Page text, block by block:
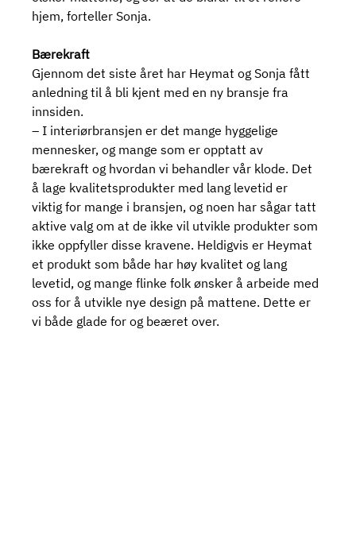
hjem, forteller Sonja.
Bærekraft
Gjennom det siste året har Heymat og Sonja fått
anledning til å bli kjent med en ny bransje fra
innsiden.
– I interiørbransjen er det mange hyggelige
mennesker, og mange som er opptatt av
bærekraft og hvordan vi behandler vår klode. Det
å lage kvalitetsprodukter med lang levetid er
viktig for mange i bransjen, og noen har sågar tatt
aktive valg om at de ikke vil utvikle produkter som
ikke oppfyller disse kravene. Heldigvis er Heymat
et produkt som både har høy kvalitet og lang
levetid, og mange flinke folk ønsker å arbeide med
oss for å utvikle nye design på mattene. Dette er
vi både glade for og beæret over.